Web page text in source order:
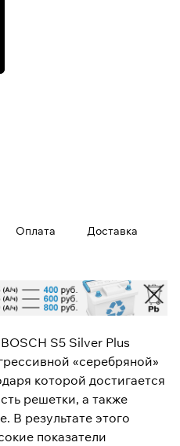
Оплата Доставка
S5 Silver Plus
«серебряной»
которой достигается
решетки, а также
В результате этого
показатели